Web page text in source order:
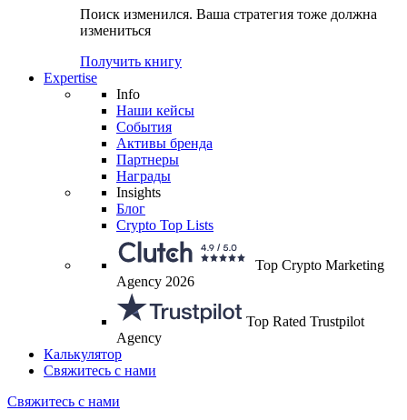
Поиск изменился. Ваша стратегия тоже должна
измениться
Получить книгу
Expertise
Info
Наши кейсы
События
Активы бренда
Партнеры
Награды
Insights
Блог
Crypto Top Lists
Top Crypto Marketing
Agency 2026
Top Rated Trustpilot
Agency
Калькулятор
Свяжитесь с нами
Свяжитесь с нами